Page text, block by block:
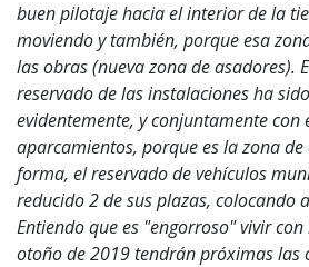
buen pilotaje hacia el interior de la
moviendo y también, porque esa
las obras (nueva zona de asadores).
reservado de las instalaciones ha
evidentemente, y conjuntamente con
aparcamientos, porque es la zona
forma, el reservado de vehículos
reducido 2 de sus plazas, colocando
Entiendo que es "engorroso" vivir
otoño de 2019 tendrán próximas las